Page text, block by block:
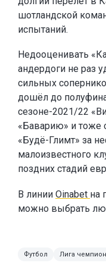
шотландской
испытаний.
Недооценивать
андердоги не раз
сильных
дошёл до
сезоне-2021/22
«Баварию» и тоже
«Будё-Глимт» за
малоизвестного
поздних стадий
В линии Oinabet на
можно выбрать
Футбол Лига